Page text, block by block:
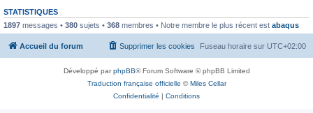
STATISTIQUES
1897 messages • 380 sujets • 368 membres • Notre membre le plus récent est abaqus
Accueil du forum Fuseau horaire sur UTC+02:00
Supprimer les cookies
Développé parphpBB® Forum Software © phpBB Limited
Traduction française officielle ©Miles Cellar
Confidentialité | Conditions